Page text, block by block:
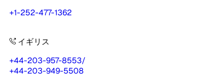
+1-252-477-1362
イギリス
+44-203-957-8553/
+44-203-949-5508